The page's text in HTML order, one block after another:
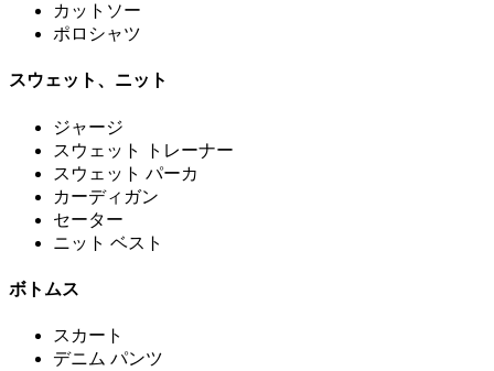
カットソー
ポロシャツ
スウェット、ニット
ジャージ
スウェット トレーナー
スウェット パーカ
カーディガン
セーター
ニット ベスト
ボトムス
スカート
デニム パンツ